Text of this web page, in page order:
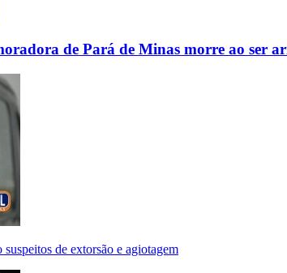
de Pará de Minas morre ao ser
de extorsão e agiotagem